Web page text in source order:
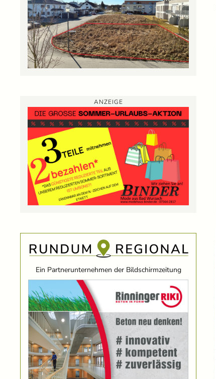
ANZEIGE
Ein Partnerunternehmen der Bildschirmzeitung